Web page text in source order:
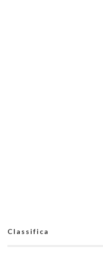
Classifica